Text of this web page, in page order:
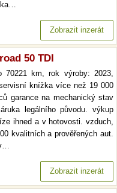
Zobrazit inzerát
50 TDI
70221 km, rok výroby: 2023,
knížka více než 19 000
garance na mechanický stav
legálního původu. výkup
ihned a v hotovosti. vzduch,
kvalitních a prověřených aut.
Zobrazit inzerát